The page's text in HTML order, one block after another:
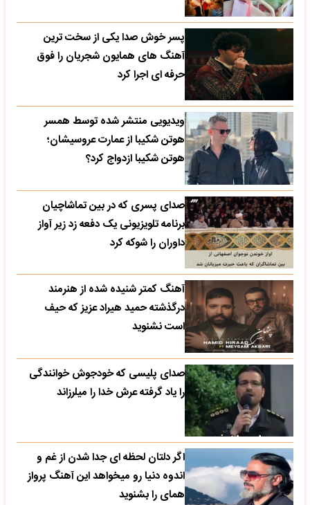
پسر خوش صدا یکی از سخت ترین
آهنگ های همایون شجریان را فوق
حرفه ای اجرا کرد
ویدیویی منتشر شده توسط همسر
هوتن شکیبا از عمارت عروسیشان؛
هوتن شکیبا ازدواج کرد؟
صدای پسری که در بین تماشاچیان
برنامه تلویزیونی یک دفعه زد زیر آواز
داوران را شوکه کرد
آهنگ کمتر شنیده شده از هنرمند
درگذشته حمید هیراد عزیز که حیف
است نشنوید
صدای پلیسی که خودجوش خوانندگی
را یاد گرفته عرش خدا را میلرزاند
اگر دلتان لحظه ای جدا شدن از غم و
اندوه دنیا رو میخواهد این آهنگ پرواز
همای را بشنوید